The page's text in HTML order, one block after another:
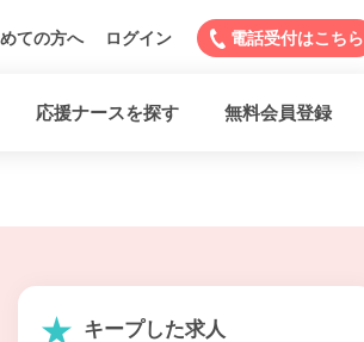
ての方へ ログイン 電話受付はこちら
応援ナースを探す 無料会員登録
キープした求人